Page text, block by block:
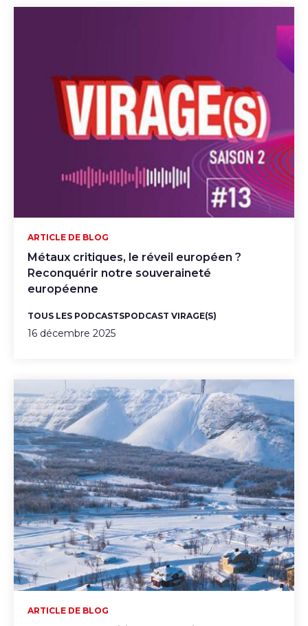
Métaux critiques, le réveil européen ?
Reconquérir notre souveraineté
européenne
ARTICLE DE BLOG
TOUS LES PODCASTSPODCAST VIRAGE(S)
16 décembre 2025
ARTICLE DE BLOG